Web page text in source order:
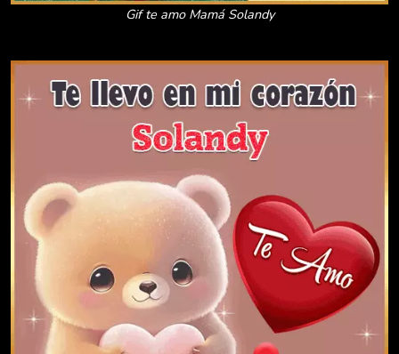
Gif te amo Mamá Solandy